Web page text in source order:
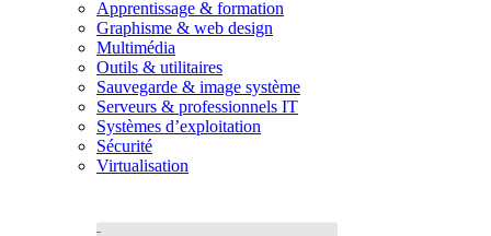
Apprentissage & formation
Graphisme & web design
Multimédia
Outils & utilitaires
Sauvegarde & image système
Serveurs & professionnels IT
Systèmes d’exploitation
Sécurité
Virtualisation